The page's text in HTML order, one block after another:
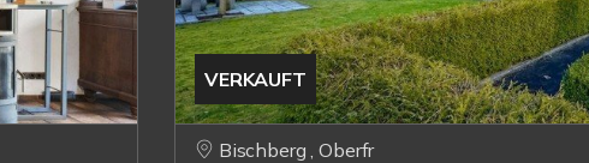
VERKAUFT
Bischberg , Oberfr